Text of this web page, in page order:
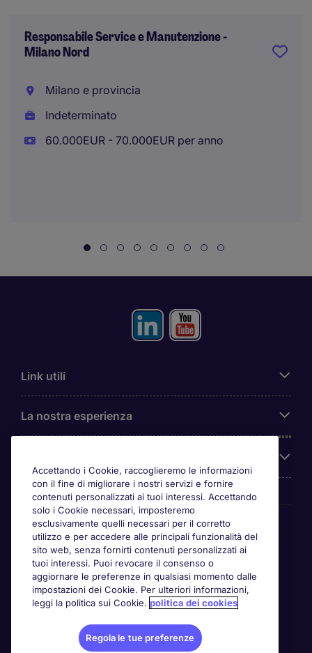
Responsabile Service e Manutenzione -
Milano Nord
Milano e provincia
Indeterminato
60.000EUR - 70.000EUR per anno
Link utili
La nostra esperienza
Awards
Accettando i Cookie, raccoglieremo le informazioni
con il fine di migliorare i nostri servizi e fornire
contenuti personalizzati ai tuoi interessi. Accettando
solo i Cookie necessari, imposteremo
esclusivamente quelli necessari per il corretto
utilizzo e per accedere alle principali funzionalità del
sito web, senza fornirti contenuti personalizzati ai
tuoi interessi. Puoi revocare il consenso o
aggiornare le preferenze in qualsiasi momento dalle
impostazioni dei Cookie. Per ulteriori informazioni,
leggi la politica sui Cookie. politica dei cookies
Regola le tue preferenze